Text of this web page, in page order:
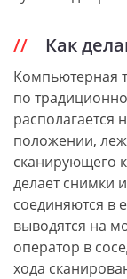
Как
Компьютерная
по
располагается
положении,
сканирующего
делает снимки
соединяются в
выводятся на
оператор в
хода